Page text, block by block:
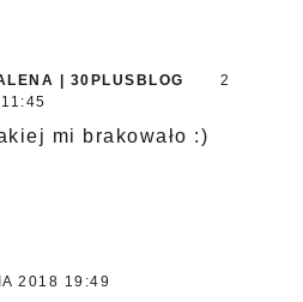
| 30PLUSBLOG
2
mi brakowało :)
2018 19:49